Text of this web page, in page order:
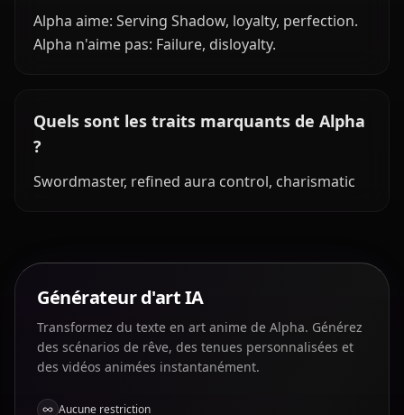
Alpha aime: Serving Shadow, loyalty, perfection.
Alpha n'aime pas: Failure, disloyalty.
Quels sont les traits marquants de Alpha
?
Swordmaster, refined aura control, charismatic
Générateur d'art IA
Transformez du texte en art anime de Alpha. Générez
des scénarios de rêve, des tenues personnalisées et
des vidéos animées instantanément.
Aucune restriction